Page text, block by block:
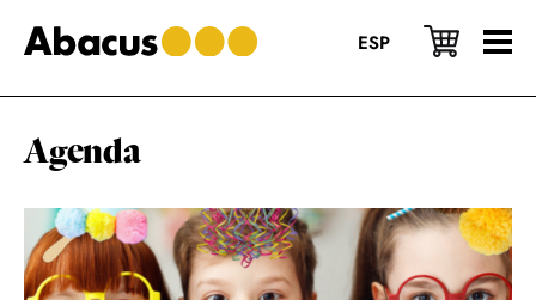
to
main
to
primary
to
footer
ESP
Agenda